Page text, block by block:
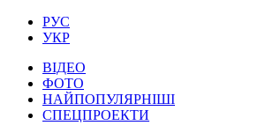
РУС
УКР
ВІДЕО
ФОТО
НАЙПОПУЛЯРНІШІ
СПЕЦПРОЕКТИ